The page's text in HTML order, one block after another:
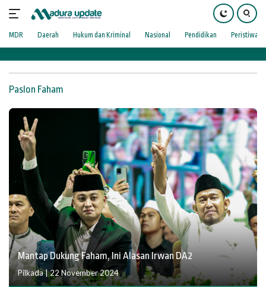
ke
konten
MDR Daerah Hukum dan Kriminal Nasional Pendidikan Peristiwa
Paslon Faham
Mantap Dukung Faham, Ini Alasan Irwan DA2
Pilkada|22 November 2024